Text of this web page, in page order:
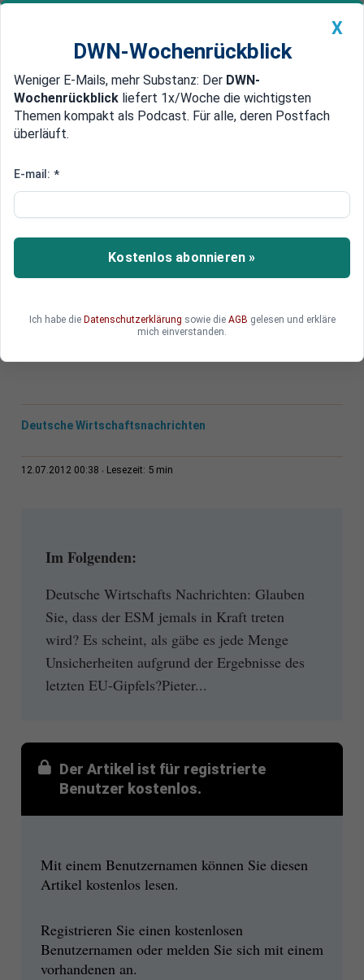
Newsticker MEIN DWN: Geldanlage Premium
Edelmetalle DWN-Magazin China
Aufspaltung der Euro-Zone unausweichlich
Think Tank: Wenn Italien
scheitert, wird sich die deutsche
Haltung ändern
Pieter Cleppe vom Think Tank OpenEurope hält
um den Euro zu retten. Er glaubt, dass die
Deutschen in dem Moment umdenken werden, in
Deutsche Wirtschaftsnachrichten
12.07.2012 00:38 Lesezeit: 5 min
Im Folgenden:
Deutsche Wirtschafts Nachrichten: Glauben
Sie, dass der ESM jemals in Kraft treten
wird? Es scheint, als gäbe es jede Menge
Unsicherheiten aufgrund der Ergebnisse des
letzten EU-Gipfels?Pieter...
Der Artikel ist für registrierte
Benutzer kostenlos.
Mit einem Benutzernamen können Sie diesen
Artikel kostenlos lesen.
Registrieren Sie einen kostenlosen
Benutzernamen oder melden Sie sich mit einem
vorhandenen an.
X
DWN-Wochenrückblick
Weniger E-Mails, mehr Substanz: Der DWN-
Wochenrückblick liefert 1x/Woche die wichtigsten
Themen kompakt als Podcast. Für alle, deren Postfach
überläuft.
E-mail: *
Kostenlos abonnieren »
Ich habe die Datenschutzerklärung sowie die AGB gelesen und erkläre
mich einverstanden.